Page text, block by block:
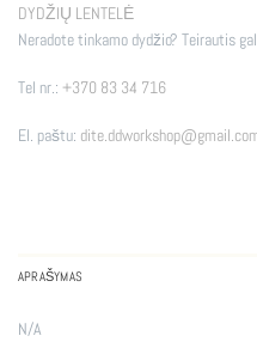
DYDŽIŲ LENTELĖ
Neradote tinkamo dydžio? Teirautis
Tel nr.: +370 83 34 716
El. paštu:
APRAŠYMAS
N/A